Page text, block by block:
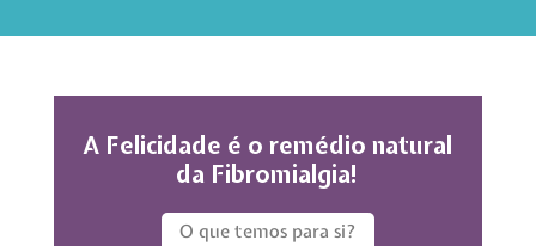
A Felicidade é o remédio natural
da Fibromialgia!
O que temos para si?